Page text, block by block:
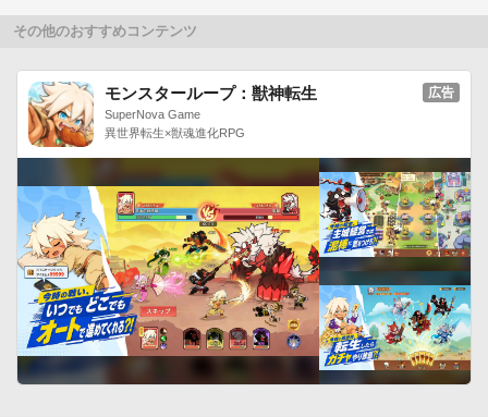
その他のおすすめコンテンツ
モンスターループ：獣神転生
SuperNova Game
異世界転生×獣魂進化RPG
広告